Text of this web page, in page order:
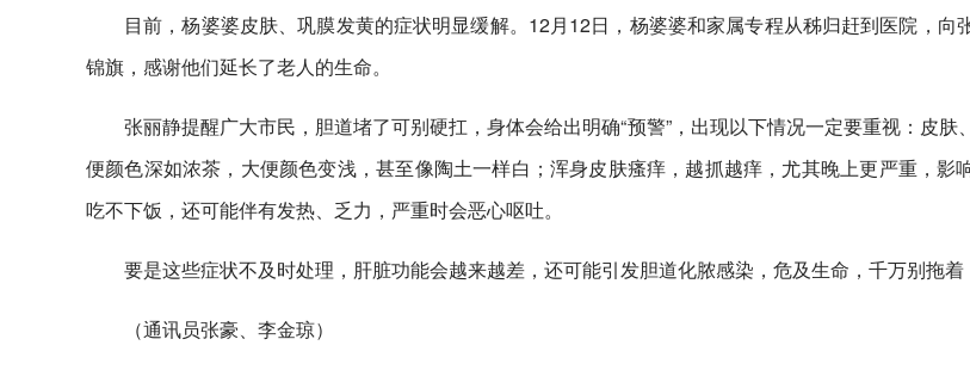
目前，杨婆婆皮肤、巩膜发黄的症状明显缓解。12月12日，杨婆婆和家属专程从秭归赶到医院，向
锦旗，感谢他们延长了老人的生命。
张丽静提醒广大市民，胆道堵了可别硬扛，身体会给出明确“预警”，出现以下情况一定要重视：皮肤
便颜色深如浓茶，大便颜色变浅，甚至像陶土一样白；浑身皮肤瘙痒，越抓越痒，尤其晚上更严重，影
吃不下饭，还可能伴有发热、乏力，严重时会恶心呕吐。
要是这些症状不及时处理，肝脏功能会越来越差，还可能引发胆道化脓感染，危及生命，千万别拖着
（通讯员张豪、李金琼）